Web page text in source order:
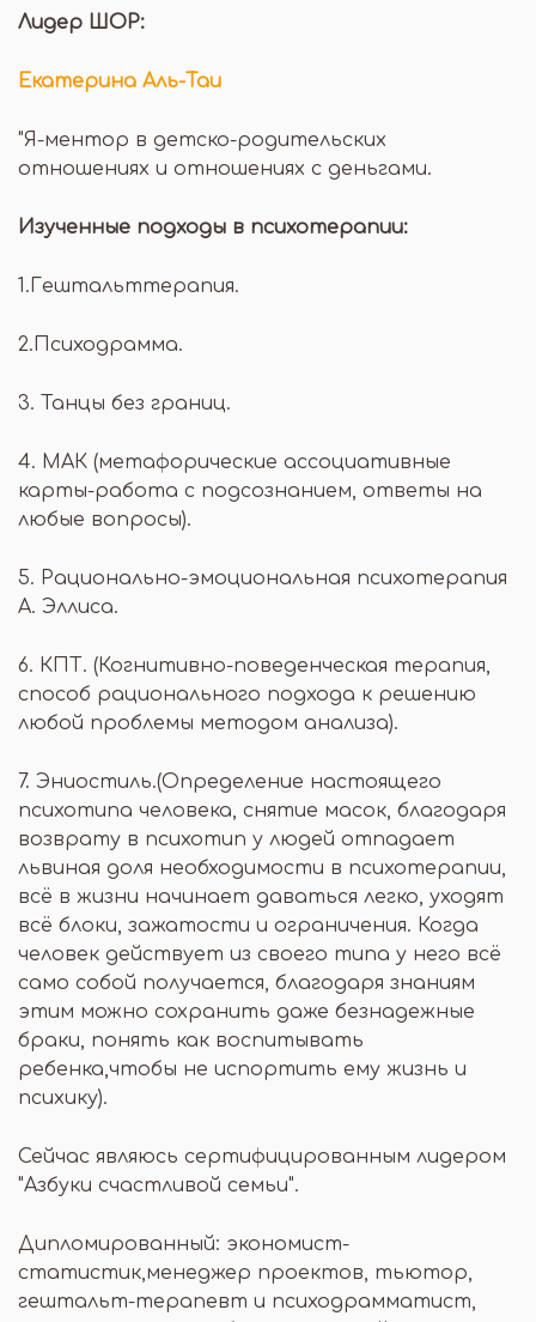
Лидер ШОР:
Екатерина Аль-Таи
"Я-ментор в детско-родительских
отношениях и отношениях с деньгами.
Изученные подходы в психотерапии:
1.Гештальттерапия.
2.Психодрамма.
3. Танцы без границ.
4. МАК (метафорические ассоциативные
карты-работа с подсознанием, ответы на
любые вопросы).
5. Рационально-эмоциональная психотерапия
А. Эллиса.
6. КПТ. (Когнитивно-поведенческая терапия,
способ рационального подхода к решению
любой проблемы методом анализа).
7. Эниостиль.(Определение настоящего
психотипа человека, снятие масок, благодаря
возврату в психотип у людей отпадает
львиная доля необходимости в психотерапии,
всё в жизни начинает даваться легко, уходят
всё блоки, зажатости и ограничения. Когда
человек действует из своего типа у него всё
само собой получается, благодаря знаниям
этим можно сохранить даже безнадежные
браки, понять как воспитывать
ребенка,чтобы не испортить ему жизнь и
психику).
Сейчас являюсь сертифицированным лидером
"Азбуки счастливой семьи".
Дипломированный: экономист-
статистик,менеджер проектов, тьютор,
гештальт-терапевт и психодрамматист,